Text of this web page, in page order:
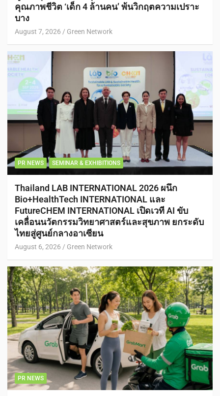
คุณภาพชีวิต ‘เด็ก 4 ล้านคน’ พ้นวิกฤตความเปราะ
บาง
August 7, 2026 Green Network
PR NEWS SEMINAR & EXHIBITIONS
Thailand LAB INTERNATIONAL 2026 ผนึก
Bio+HealthTech INTERNATIONAL และ
FutureCHEM INTERNATIONAL เปิดเวที AI ขับ
เคลื่อนนวัตกรรมวิทยาศาสตร์และสุขภาพ ยกระดับ
ไทยสู่ศูนย์กลางอาเซียน
August 6, 2026 Green Network
PR NEWS